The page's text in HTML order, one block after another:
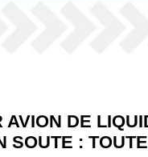
AVION DE
SOUTE :